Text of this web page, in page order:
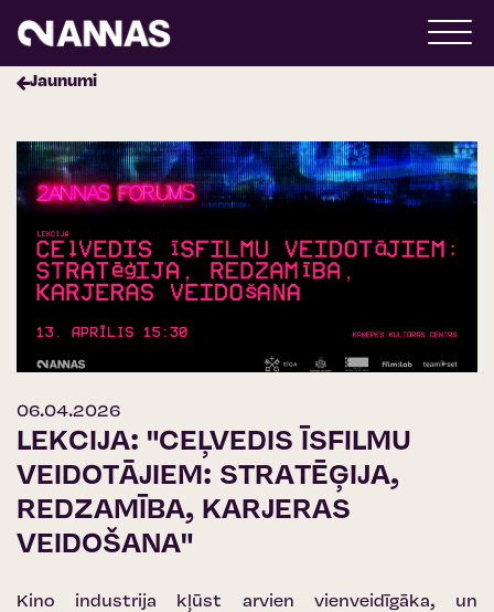
Jaunumi
06.04.2026
LEKCIJA: "CEĻVEDIS ĪSFILMU
VEIDOTĀJIEM: STRATĒĢIJA,
REDZAMĪBA, KARJERAS
VEIDOŠANA"
Kino industrija kļūst arvien vienveidīgāka, un